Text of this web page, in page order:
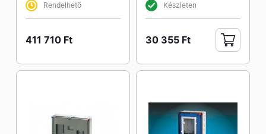
Rendelhető
411 710 Ft
Készleten
30 355 Ft